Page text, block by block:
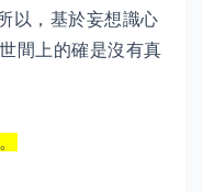
以，基於妄想識心
間上的確是沒有真